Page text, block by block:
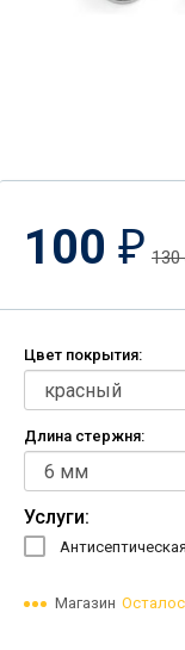
100 ₽ 130
Цвет покрытия:
Длина стержня:
Услуги:
Магазин